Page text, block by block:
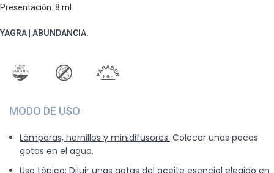
Presentación: 8 ml.
YAGRA | ABUNDANCIA.
MODO DE USO
Lámparas, hornillos y minidifusores: Colocar unas pocas
gotas en el agua.